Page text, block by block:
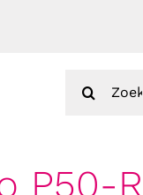
naar:
P50-R